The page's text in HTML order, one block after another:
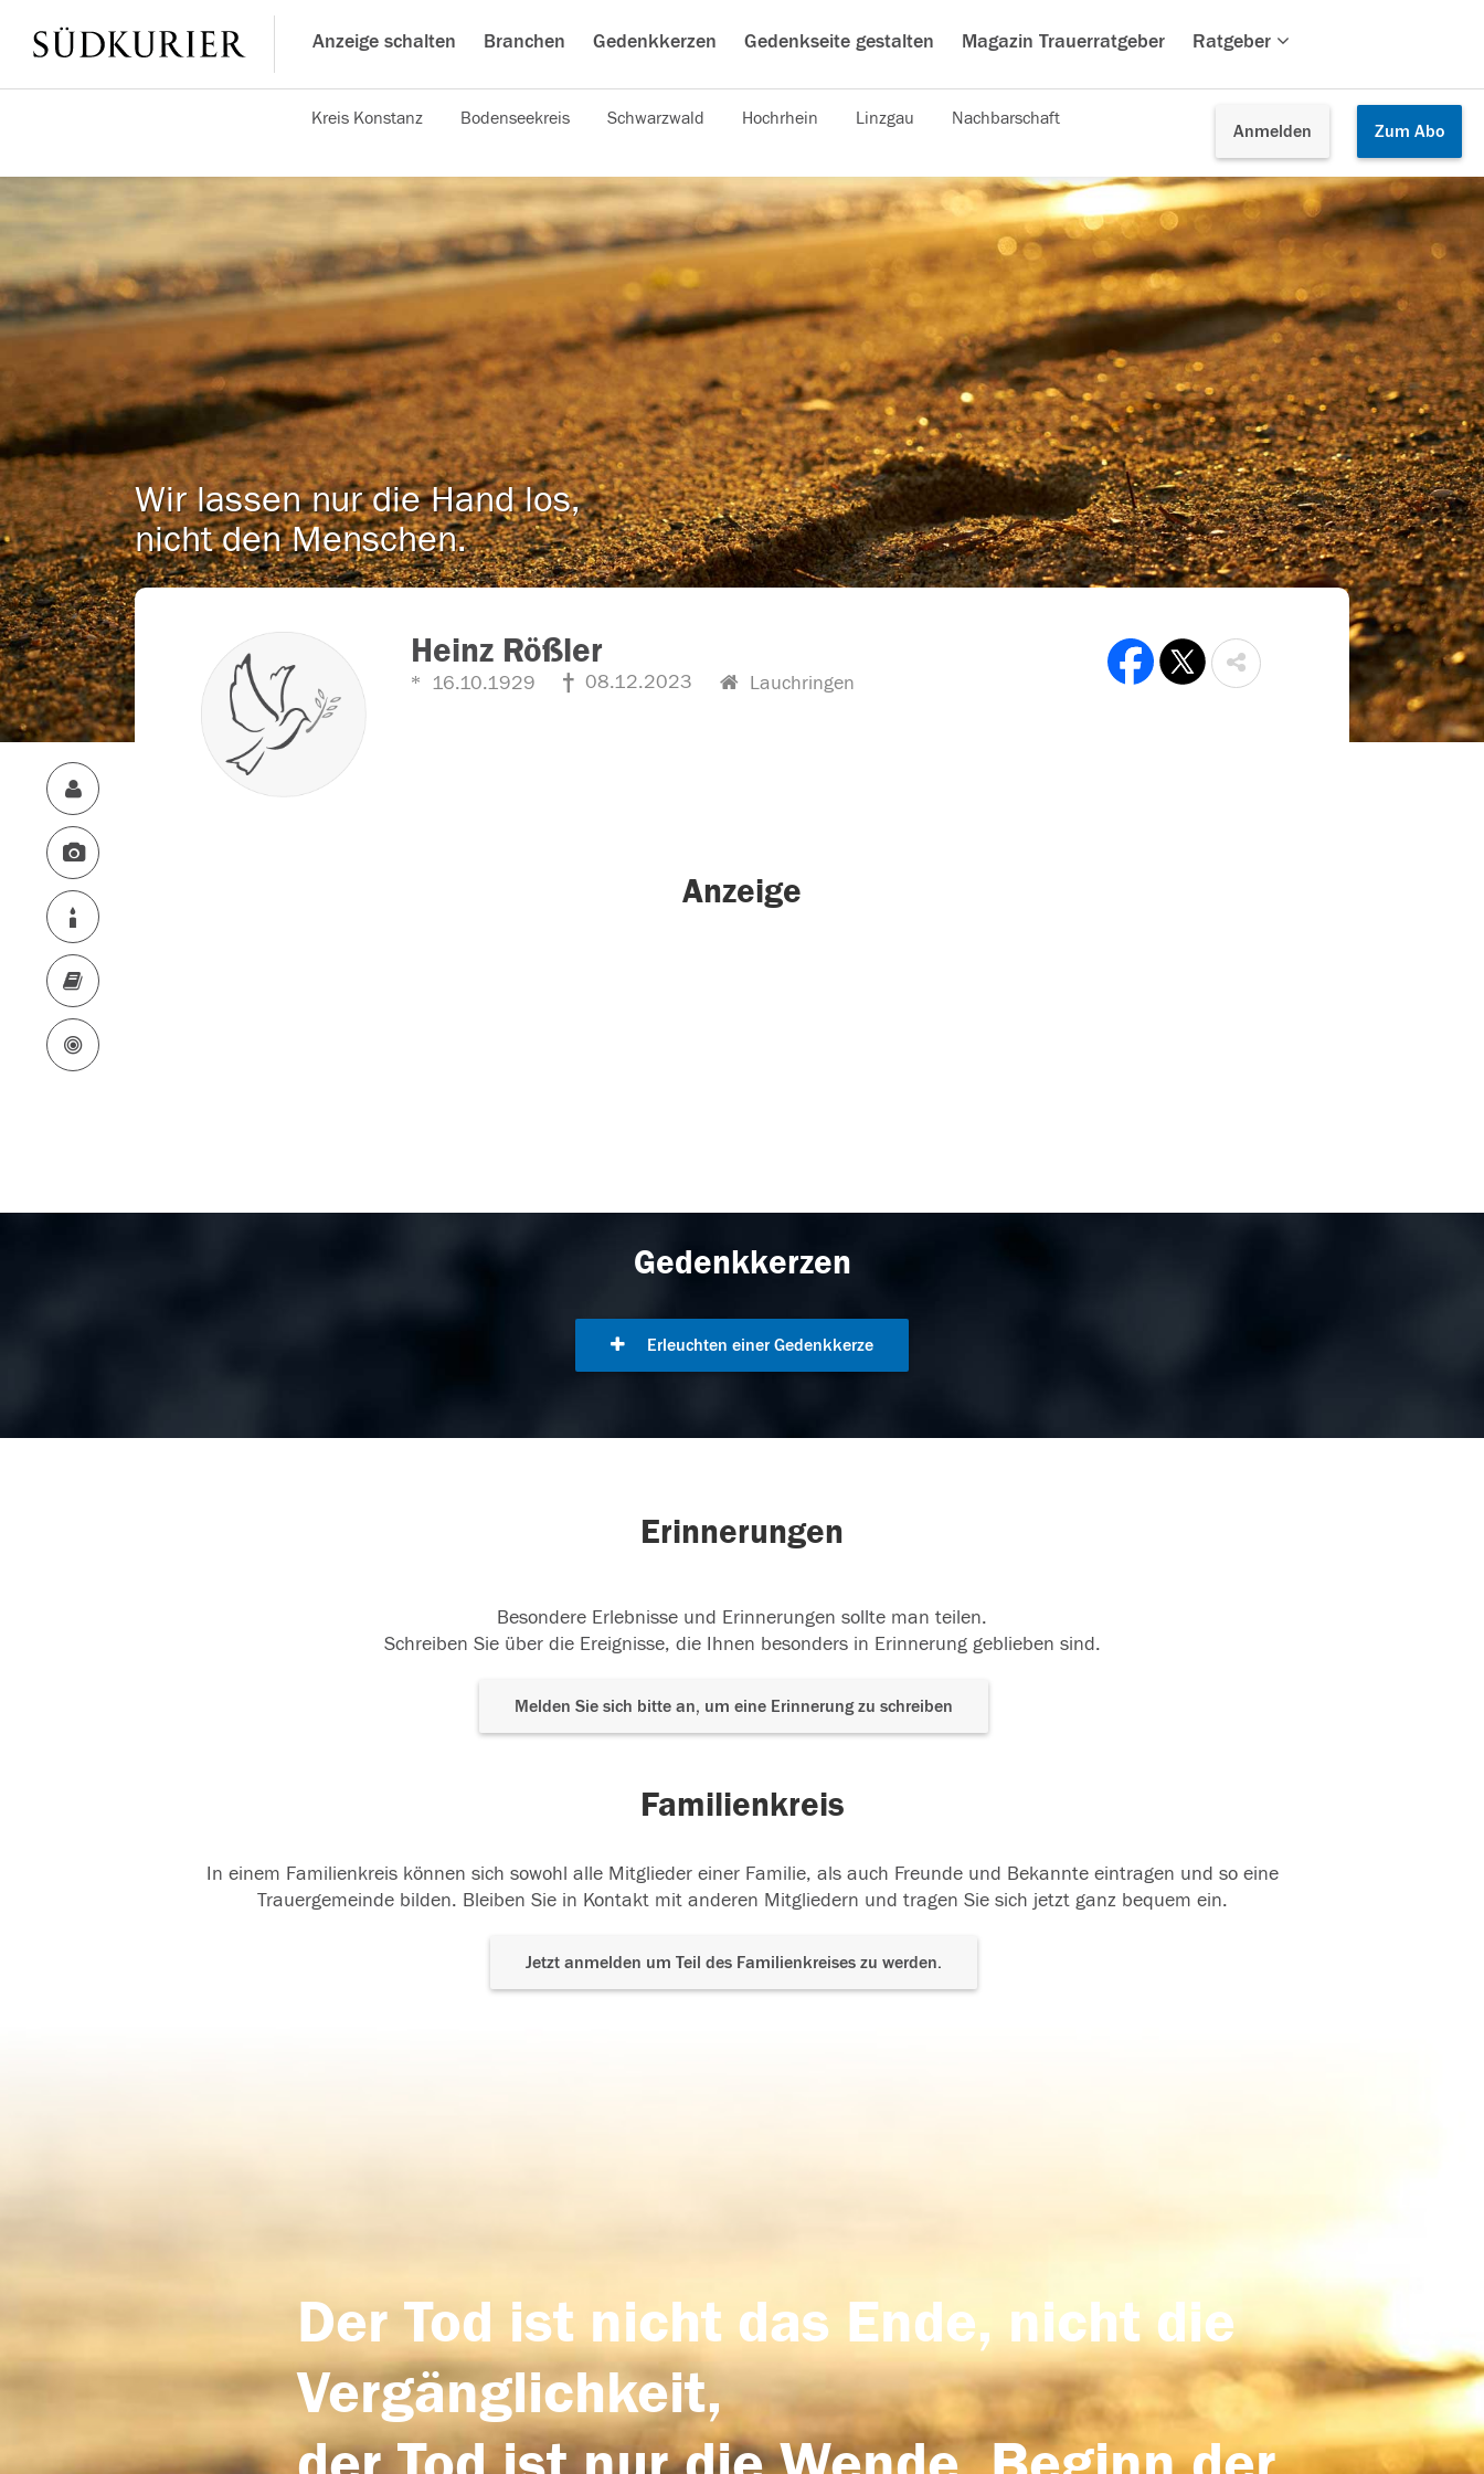
Anzeige schalten Branchen Gedenkkerzen Gedenkseite gestalten Magazin Trauerratgeber Ratgeber
Anmelden Zum Abo
Kreis Konstanz Bodenseekreis Schwarzwald Hochrhein Linzgau Nachbarschaft
Wir lassen nur die Hand los,
nicht den Menschen.
Heinz Rößler
16.10.1929 08.12.2023 Lauchringen
Anzeige
Gedenkkerzen
Erleuchten einer Gedenkkerze
Erinnerungen
Besondere Erlebnisse und Erinnerungen sollte man teilen.
Schreiben Sie über die Ereignisse, die Ihnen besonders in Erinnerung geblieben sind.
Melden Sie sich bitte an, um eine Erinnerung zu schreiben
Familienkreis
In einem Familienkreis können sich sowohl alle Mitglieder einer Familie, als auch Freunde und Bekannte eintragen und so eine
Trauergemeinde bilden. Bleiben Sie in Kontakt mit anderen Mitgliedern und tragen Sie sich jetzt ganz bequem ein.
Jetzt anmelden um Teil des Familienkreises zu werden.
Der Tod ist nicht das Ende, nicht die
Vergänglichkeit,